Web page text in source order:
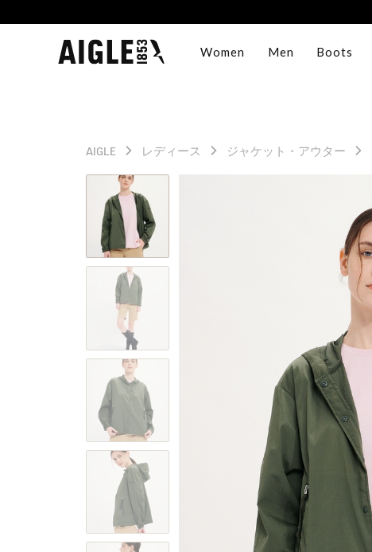
Women Men Boots
AIGLE レディース ジャケット・アウター